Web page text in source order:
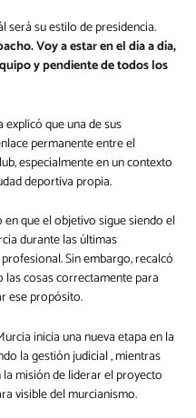
será su estilo de presidencia.
Voy a estar en el día a día,
y pendiente de todos los
que una de sus
permanente entre el
especialmente en un contexto
deportiva propia.
que el objetivo sigue siendo el
durante las últimas
Sin embargo, recalcó
las cosas correctamente para
ese propósito.
inicia una nueva etapa en la
la gestión judicial , mientras
misión de liderar el proyecto
visible del murcianismo.